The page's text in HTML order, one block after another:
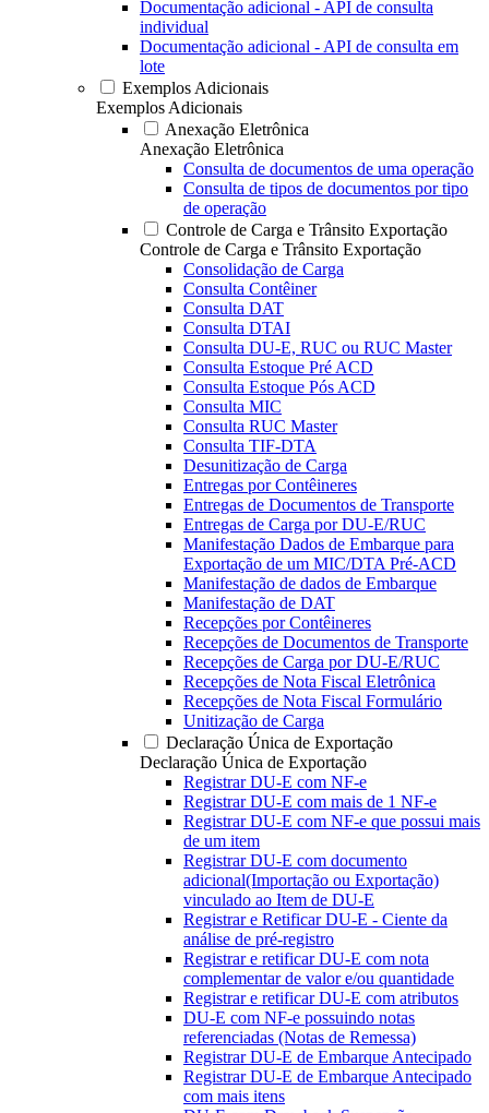
Documentação adicional - API de consulta
individual
Documentação adicional - API de consulta em
lote
Exemplos Adicionais
Exemplos Adicionais
Anexação Eletrônica
Anexação Eletrônica
Consulta de documentos de uma operação
Consulta de tipos de documentos por tipo
de operação
Controle de Carga e Trânsito Exportação
Controle de Carga e Trânsito Exportação
Consolidação de Carga
Consulta Contêiner
Consulta DAT
Consulta DTAI
Consulta DU-E, RUC ou RUC Master
Consulta Estoque Pré ACD
Consulta Estoque Pós ACD
Consulta MIC
Consulta RUC Master
Consulta TIF-DTA
Desunitização de Carga
Entregas por Contêineres
Entregas de Documentos de Transporte
Entregas de Carga por DU-E/RUC
Manifestação Dados de Embarque para
Exportação de um MIC/DTA Pré-ACD
Manifestação de dados de Embarque
Manifestação de DAT
Recepções por Contêineres
Recepções de Documentos de Transporte
Recepções de Carga por DU-E/RUC
Recepções de Nota Fiscal Eletrônica
Recepções de Nota Fiscal Formulário
Unitização de Carga
Declaração Única de Exportação
Declaração Única de Exportação
Registrar DU-E com NF-e
Registrar DU-E com mais de 1 NF-e
Registrar DU-E com NF-e que possui mais
de um item
Registrar DU-E com documento
adicional(Importação ou Exportação)
vinculado ao Item de DU-E
Registrar e Retificar DU-E - Ciente da
análise de pré-registro
Registrar e retificar DU-E com nota
complementar de valor e/ou quantidade
Registrar e retificar DU-E com atributos
DU-E com NF-e possuindo notas
referenciadas (Notas de Remessa)
Registrar DU-E de Embarque Antecipado
Registrar DU-E de Embarque Antecipado
com mais itens